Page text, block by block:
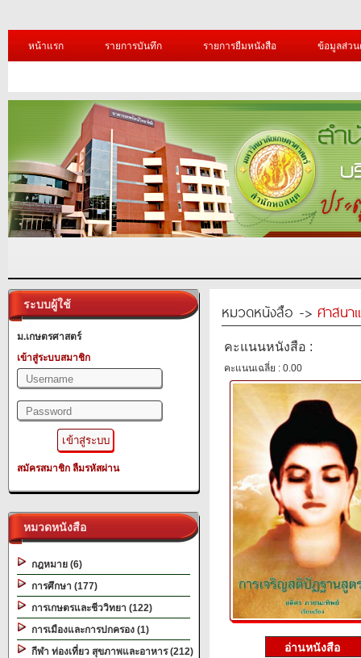
หน้าแรก รายการบันทึก รายการยืมหนังสือ ข้อมูลส่ว
ระบบผู้ใช้
ม.เกษตรศาสตร์
เข้าสู่ระบบสมาชิก
สมัครสมาชิก ลืมรหัสผ่าน
หมวดหนังสือ
กฎหมาย (6)
การศึกษา (177)
การเกษตรและชีววิทยา (122)
การเมืองและการปกครอง (1)
กีฬา ท่องเที่ยว สุขภาพและอาหาร (212)
หมวดหนังสือ -> ศาสนา
คะแนนหนังสือ :
คะแนนเฉลี่ย : 0.00